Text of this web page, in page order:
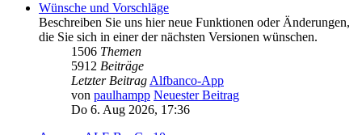
Wünsche und Vorschläge
Beschreiben Sie uns hier neue Funktionen oder Änderungen,
die Sie sich in einer der nächsten Versionen wünschen.
1506 Themen
5912 Beiträge
Letzter BeitragAlfbanco-App
von paulhampp Neuester Beitrag
Do 6. Aug 2026, 17:36